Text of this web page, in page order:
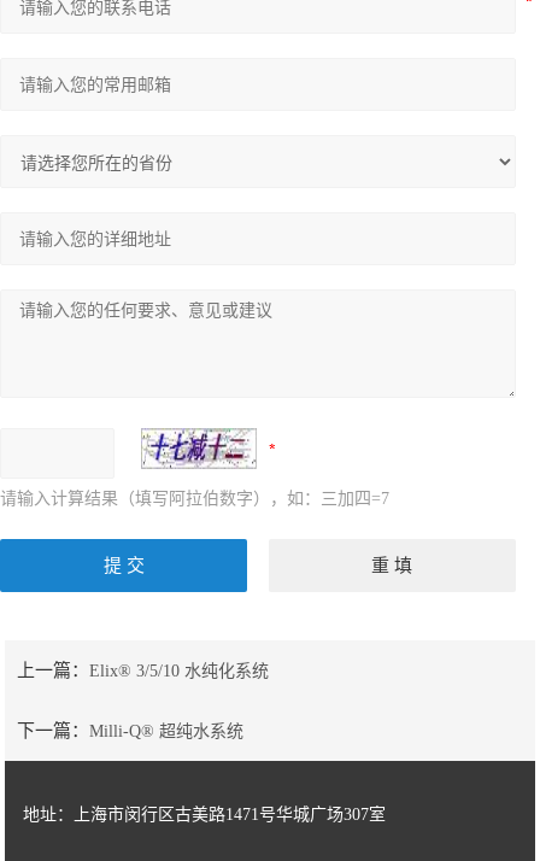
请输入计算结果（填写阿拉伯数字），如：三加四=7
上一篇：Elix® 3/5/10 水纯化系统
下一篇：Milli-Q® 超纯水系统
地址：上海市闵行区古美路1471号华城广场307室